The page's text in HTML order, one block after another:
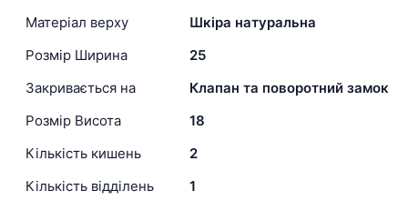
Матеріал верху
Шкіра натуральна
Розмір Ширина
25
Закривається на
Клапан та поворотний замок
Розмір Висота
18
Кількість кишень
2
Кількість відділень
1